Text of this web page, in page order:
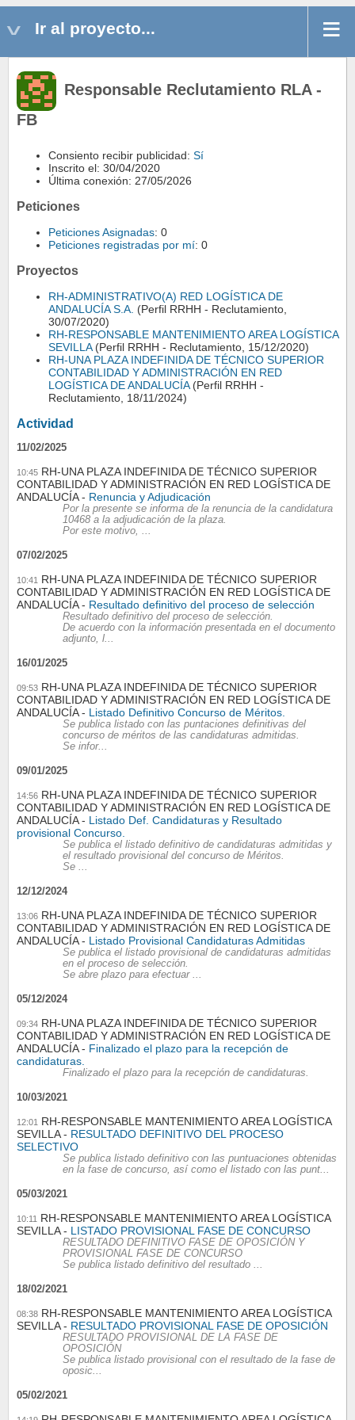
Ir al proyecto...
Responsable Reclutamiento RLA -
FB
Consiento recibir publicidad: Sí
Inscrito el: 30/04/2020
Última conexión: 27/05/2026
Peticiones
Peticiones Asignadas: 0
Peticiones registradas por mí: 0
Proyectos
RH-ADMINISTRATIVO(A) RED LOGÍSTICA DE
ANDALUCÍA S.A. (Perfil RRHH - Reclutamiento,
30/07/2020)
RH-RESPONSABLE MANTENIMIENTO AREA LOGÍSTICA
SEVILLA(Perfil RRHH - Reclutamiento, 15/12/2020)
RH-UNA PLAZA INDEFINIDA DE TÉCNICO SUPERIOR
CONTABILIDAD Y ADMINISTRACIÓN EN RED
LOGÍSTICA DE ANDALUCÍA(Perfil RRHH -
Reclutamiento, 18/11/2024)
Actividad
11/02/2025
10:45 RH-UNA PLAZA INDEFINIDA DE TÉCNICO SUPERIOR
CONTABILIDAD Y ADMINISTRACIÓN EN RED LOGÍSTICA DE
ANDALUCÍA
Renuncia y Adjudicación
Por la presente se informa de la renuncia de la candidatura
10468 a la adjudicación de la plaza.
Por este motivo, ...
07/02/2025
10:41
RH-UNA PLAZA INDEFINIDA DE TÉCNICO SUPERIOR
CONTABILIDAD Y ADMINISTRACIÓN EN RED LOGÍSTICA DE
ANDALUCÍA
Resultado definitivo del proceso de selección
Resultado definitivo del proceso de selección.
De acuerdo con la información presentada en el documento
adjunto, l...
16/01/2025
09:53 RH-UNA PLAZA INDEFINIDA DE TÉCNICO SUPERIOR
CONTABILIDAD Y ADMINISTRACIÓN EN RED LOGÍSTICA DE
ANDALUCÍA
Listado Definitivo Concurso de Méritos.
Se publica listado con las puntaciones definitivas del
concurso de méritos de las candidaturas admitidas.
Se infor...
09/01/2025
14:56 RH-UNA PLAZA INDEFINIDA DE TÉCNICO SUPERIOR
CONTABILIDAD Y ADMINISTRACIÓN EN RED LOGÍSTICA DE
ANDALUCÍA
Listado Def. Candidaturas y Resultado
provisional Concurso.
Se publica el listado definitivo de candidaturas admitidas y
el resultado provisional del concurso de Méritos.
Se ...
12/12/2024
13:06 RH-UNA PLAZA INDEFINIDA DE TÉCNICO SUPERIOR
CONTABILIDAD Y ADMINISTRACIÓN EN RED LOGÍSTICA DE
ANDALUCÍA
Listado Provisional Candidaturas Admitidas
Se publica el listado provisional de candidaturas admitidas
en el proceso de selección.
Se abre plazo para efectuar ...
05/12/2024
09:34 RH-UNA PLAZA INDEFINIDA DE TÉCNICO SUPERIOR
CONTABILIDAD Y ADMINISTRACIÓN EN RED LOGÍSTICA DE
ANDALUCÍA
Finalizado el plazo para la recepción de
candidaturas.
Finalizado el plazo para la recepción de candidaturas.
10/03/2021
12:01
RH-RESPONSABLE MANTENIMIENTO AREA LOGÍSTICA
SEVILLA
RESULTADO DEFINITIVO DEL PROCESO
SELECTIVO
Se publica listado definitivo con las puntuaciones obtenidas
en la fase de concurso, así como el listado con las punt...
05/03/2021
10:11
RH-RESPONSABLE MANTENIMIENTO AREA LOGÍSTICA
SEVILLA
LISTADO PROVISIONAL FASE DE CONCURSO
RESULTADO DEFINITIVO FASE DE OPOSICIÓN Y
PROVISIONAL FASE DE CONCURSO
Se publica listado definitivo del resultado ...
18/02/2021
08:38 RH-RESPONSABLE MANTENIMIENTO AREA LOGÍSTICA
SEVILLA
RESULTADO PROVISIONAL FASE DE OPOSICIÓN
RESULTADO PROVISIONAL DE LA FASE DE
OPOSICIÓN
Se publica listado provisional con el resultado de la fase de
oposic...
05/02/2021